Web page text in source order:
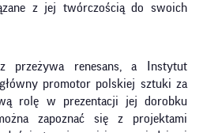
z jej twórczością do swoich
przeżywa renesans, a Instytut
promotor polskiej sztuki za
rolę w prezentacji jej dorobku
zapoznać się z projektami